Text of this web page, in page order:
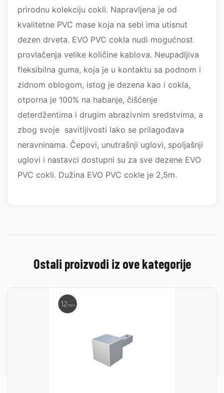
prirodnu kolekciju cokli. Napravljena je od
kvalitetne PVC mase koja na sebi ima utisnut
dezen drveta. EVO PVC cokla nudi mogućnost
provlačenja velike količine kablova. Neupadljiva
fleksibilna guma, koja je u kontaktu sa podnom i
zidnom oblogom, istog je dezena kao i cokla,
otporna je 100% na habanje, čišćenje
deterdžentima i drugim abrazivnim sredstvima, a
zbog svoje savitljivosti lako se prilagođava
neravninama. Čepovi, unutrašnji uglovi, spoljašnji
uglovi i nastavci dostupni su za sve dezene EVO
PVC cokli. Dužina EVO PVC cokle je 2,5m.
Ostali proizvodi iz ove kategorije